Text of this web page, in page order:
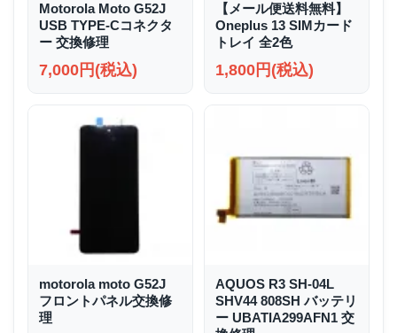
Motorola Moto G52J
USB TYPE-Cコネクタ
ー 交換修理
7,000円(税込)
【メール便送料無料】
Oneplus 13 SIMカード
トレイ 全2色
1,800円(税込)
motorola moto G52J
フロントパネル交換修
理
AQUOS R3 SH-04L
SHV44 808SH バッテリ
ー UBATIA299AFN1 交